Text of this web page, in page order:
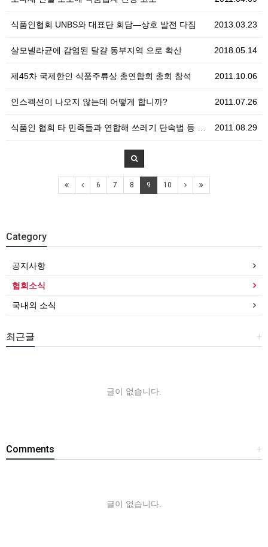
2013.03.23
식품인협회 UNBS와 대표단 회담—상호 발전 다짐
2018.05.14
살모넬라균에 감염된 달걀 동부지역 으로 확산
2011.10.06
제45차 국제한인 식품주류상 총연합회 총회 참석
2011.07.26
인스펙션이 나오지 않는데 어떻게 합니까?
2011.08.29
식품인 협회 타 민족들과 연합해 쓰레기 단속법 등 개정…
6 7 8 9 10
Category
공지사항
협회소식
국내외 소식
+
최근글
글이 없습니다.
+
Comments
글이 없습니다.